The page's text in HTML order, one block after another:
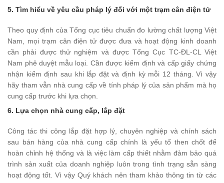
5. Tìm hiểu về yêu cầu pháp lý đối với một trạm cân điện tử
Theo quy định của Tổng cục tiêu chuẩn đo lường chất lượng Việt
Nam, mọi trạm cân điện tử được đưa và hoạt động kinh doanh
cần phải được thử nghiệm và được Tổng Cục TC-ĐL-CL Việt
Nam phê duyệt mẫu loại. Cần được kiểm định và cấp giấy chứng
nhận kiểm định sau khi lắp đặt và định kỳ mỗi 12 tháng. Vì vậy
hãy tham vẫn nhà cung cấp về tính pháp lý của sản phẩm mà họ
cung cấp trước khi lựa chọn.
6. Lựa chọn nhà cung cấp, lắp đặt
Công tác thi công lắp đặt hợp lý, chuyên nghiệp và chính sách
sau bán hàng của nhà cung cấp chính là yếu tố then chốt để
hoàn chỉnh hệ thống và là việc làm cấp thiết nhằm đảm bảo quá
trình sản xuất của doanh nghiệp luôn trong tình trạng sẵn sàng
hoạt động tốt. Vì vậy Quý khách nên tham khảo thông tin từ các